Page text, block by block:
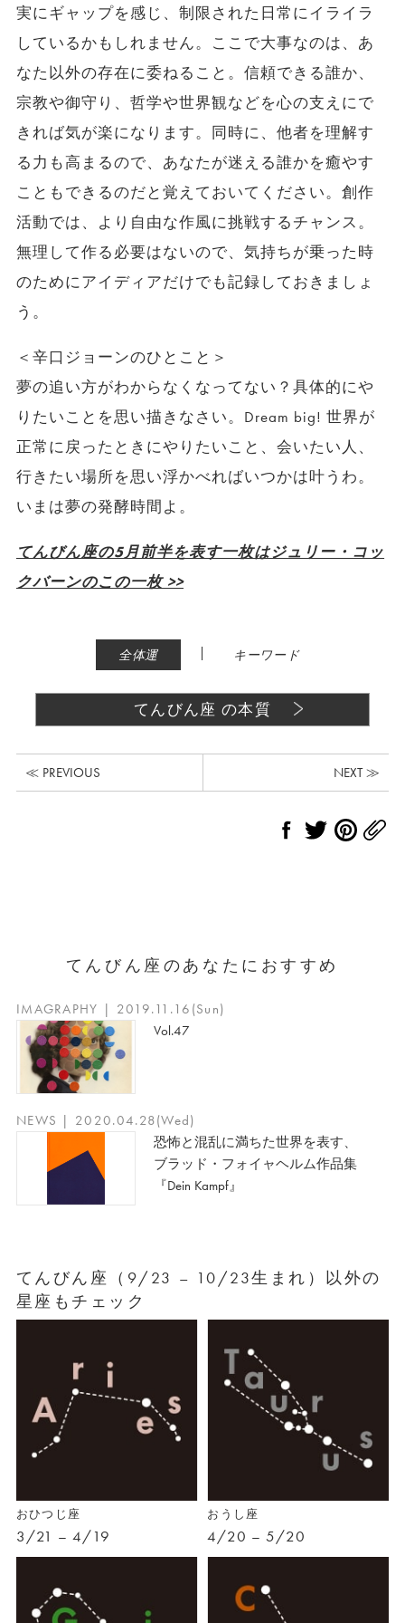
実にギャップを感じ、制限された日常にイライラ
しているかもしれません。ここで大事なのは、あ
なた以外の存在に委ねること。信頼できる誰か、
宗教や御守り、哲学や世界観などを心の支えにで
きれば気が楽になります。同時に、他者を理解す
る力も高まるので、あなたが迷える誰かを癒やす
こともできるのだと覚えておいてください。創作
活動では、より自由な作風に挑戦するチャンス。
無理して作る必要はないので、気持ちが乗った時
のためにアイディアだけでも記録しておきましょ
う。
＜辛口ジョーンのひとこと＞
夢の追い方がわからなくなってない？具体的にや
りたいことを思い描きなさい。Dream big! 世界が
正常に戻ったときにやりたいこと、会いたい人、
行きたい場所を思い浮かべればいつかは叶うわ。
いまは夢の発酵時間よ。
てんびん座の5月前半を表す一枚はジュリー・コッ
クバーンのこの一枚 >>
全体運 | キーワード
てんびん座 の本質
≪ PREVIOUS NEXT ≫
てんびん座のあなたにおすすめ
IMAGRAPHY | 2019.11.16(Sun)
Vol.47
NEWS | 2020.04.28(Wed)
恐怖と混乱に満ちた世界を表す、
ブラッド・フォイャヘルム作品集
『Dein Kampf』
てんびん座（9/23 – 10/23生まれ）以外の
星座もチェック
おひつじ座
3/21 – 4/19
おうし座
4/20 – 5/20